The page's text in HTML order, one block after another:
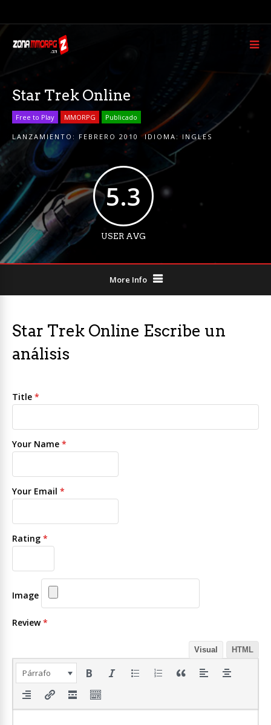
Star Trek Online
Free to Play MMORPG Publicado
LANZAMIENTO: FEBRERO 2010 IDIOMA: INGLES
5.3
USER AVG
More Info
Star Trek Online Escribe un
análisis
Title *
Your Name *
Your Email *
Rating *
Image
Review*
Visual HTML
Párrafo